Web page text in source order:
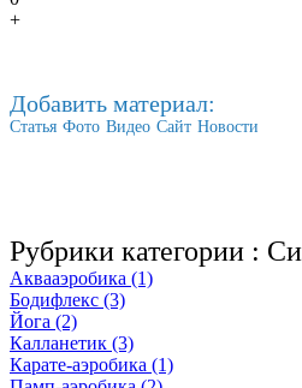
+
Добавить материал:
Статья Фото Видео Сайт Новости
Рубрики категории :
Аквааэробика (1)
Бодифлекс (3)
Йога (2)
Калланетик (3)
Карате-аэробика (1)